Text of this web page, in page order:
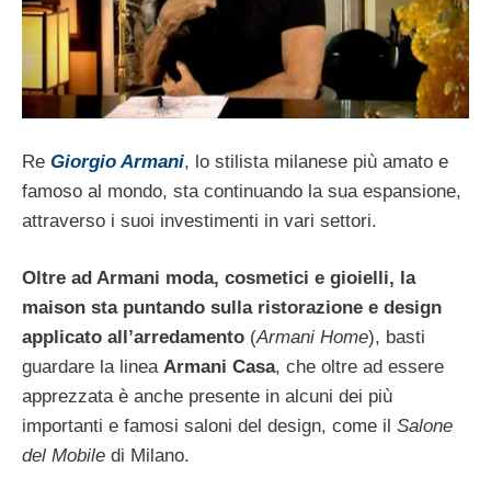
Re Giorgio Armani, lo stilista milanese più amato e
famoso al mondo, sta continuando la sua espansione,
attraverso i suoi investimenti in vari settori.
Oltre ad Armani moda, cosmetici e gioielli, la
maison sta puntando sulla ristorazione e design
applicato all’arredamento (Armani Home), basti
guardare la linea Armani Casa, che oltre ad essere
apprezzata è anche presente in alcuni dei più
importanti e famosi saloni del design, come il Salone
del Mobile di Milano.